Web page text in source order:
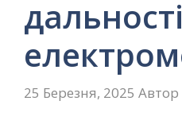
дальності
25 Березня, 2025 Автор